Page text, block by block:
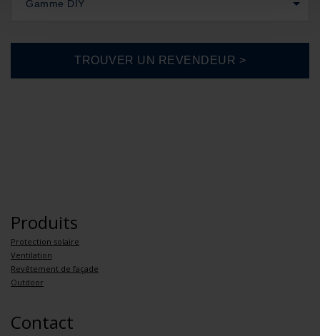
Gamme DIY
Produits
Protection solaire
Ventilation
Revêtement de façade
Outdoor
Contact